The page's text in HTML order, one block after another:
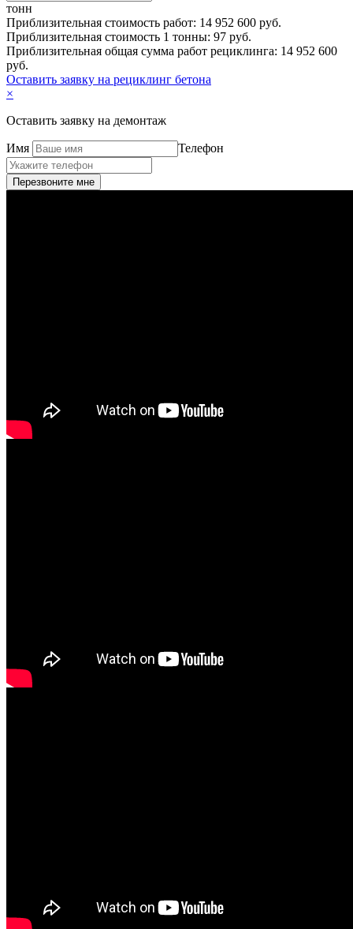
тонн
Приблизительная стоимость работ: 14 952 600 руб.
Приблизительная стоимость 1 тонны: 97 руб.
Приблизительная общая сумма работ рециклинга: 14 952 600
руб.
Оставить заявку на рециклинг бетона
×
Оставить заявку на демонтаж
Имя Телефон
Перезвоните мне